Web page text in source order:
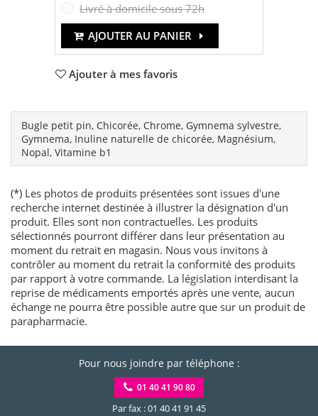
Livré à domicile sous 72h
AJOUTER AU PANIER
Ajouter à mes favoris
Bugle petit pin, Chicorée, Chrome, Gymnema sylvestre,
Gymnema, Inuline naturelle de chicorée, Magnésium,
Nopal, Vitamine b1
(*) Les photos de produits présentées sont issues d'une
recherche internet destinée à illustrer la désignation d'un
produit. Elles sont non contractuelles. Les produits
sélectionnés pourront différer dans leur présentation au
moment du retrait en magasin. Nous vous invitons à
contrôler au moment du retrait la conformité des produits
par rapport à votre commande. La législation interdisant la
reprise de médicaments emportés après une vente, aucun
échange ne pourra être possible autre que sur un produit de
parapharmacie.
Pour nous joindre par téléphone :
01 40 41 90 80
Par fax : 01 40 41 91 45